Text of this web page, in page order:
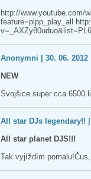
http://www.youtube.com/
feature=plpp_play_all
Anonymni | 30. 06. 2012
NEW
Svojšice super cca 6500
All star DJs legendary!! |
All star planet DJS!!!
Tak vyjíždím